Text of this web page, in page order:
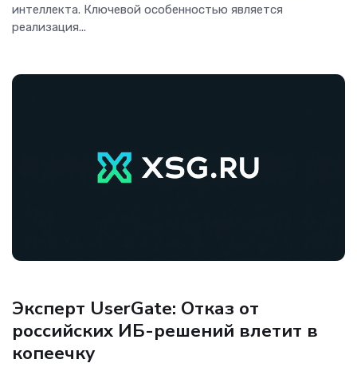
интеллекта. Ключевой особенностью является
реализация...
Эксперт UserGate: Отказ от
российских ИБ-решений влетит в
копеечку